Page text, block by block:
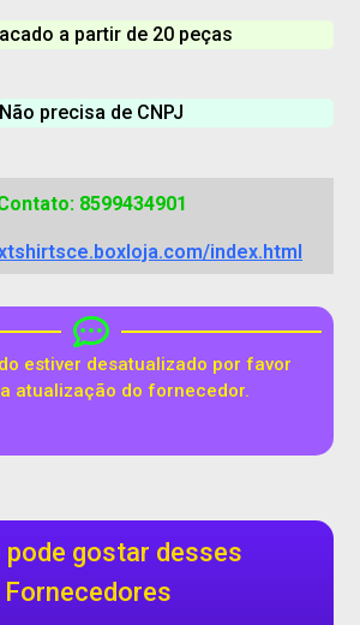
a partir de 20 peças
Não precisa de CNPJ
8599434901
index.html
estiver desatualizado por favor
atualização do fornecedor.
pode gostar desses
Fornecedores